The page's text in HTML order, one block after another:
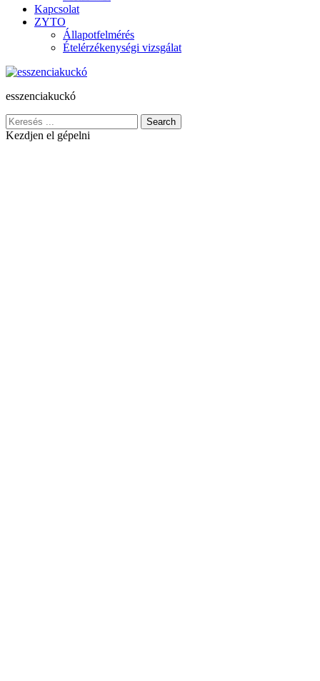
Kapcsolat
ZYTO
Állapotfelmérés
Ételérzékenységi vizsgálat
esszenciakuckó
Search
Kezdjen el gépelni